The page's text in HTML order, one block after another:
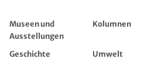
Museen und
Ausstellungen
Kolumnen
Geschichte Umwelt